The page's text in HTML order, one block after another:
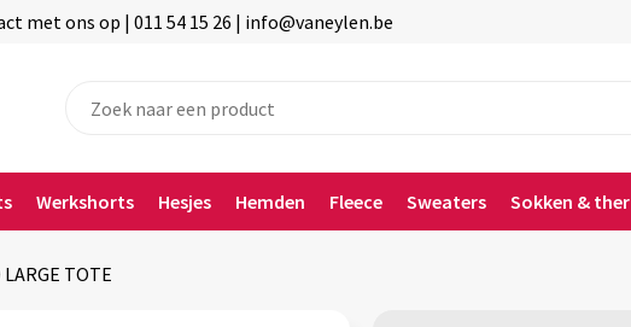
met ons op | 011 54 15 26 | info@vaneylen.be
Werkshorts Hesjes Hemden Fleece Sweaters Sokken &
TOTE